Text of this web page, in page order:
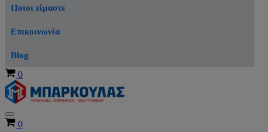
Ποιοι είμαστε
Επικοινωνία
Blog
Καλάθι
0
Μενού
πλοήγησης
Καλάθι
0